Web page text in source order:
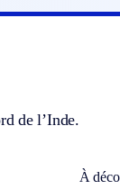
de l’Inde.
À